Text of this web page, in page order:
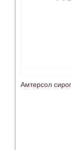
Амтерсол